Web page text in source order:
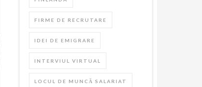
FIRME DE RECRUTARE
IDEI DE EMIGRARE
INTERVIUL VIRTUAL
LOCUL DE MUNCĂ SALARIAT